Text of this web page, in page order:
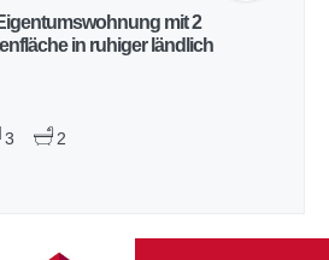
mit 2
in ruhiger ländlich
3
2